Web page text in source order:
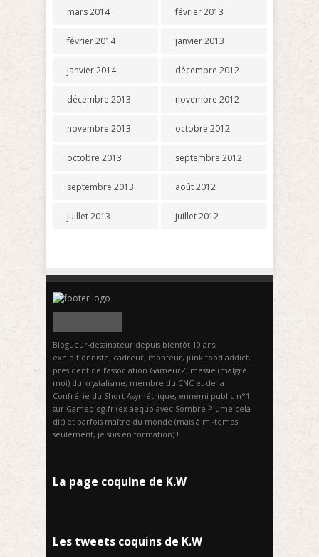
mars 2014
février 2014
janvier 2014
décembre 2013
novembre 2013
octobre 2013
septembre 2013
juillet 2013
février 2013
janvier 2013
décembre 2012
novembre 2012
octobre 2012
septembre 2012
août 2012
juillet 2012
Blogueur-dessinateur depuis bientôt 10 ans,
exhibitionniste, cadreur, monteur, junk food addict,
président de l’association GameurZ, messie (malgré
moi) du krystalisme, membre du CNC et de la
Confrérie du Short Asymétrique, ennemi public n°1
sur Gameblog.fr (ex-aequo avec Sombre Plume cela
dit) et parfois maître du monde (mais à mi-temps
seulement, je suis en formation) !
La page coquine de K.W
Les tweets coquins de K.W